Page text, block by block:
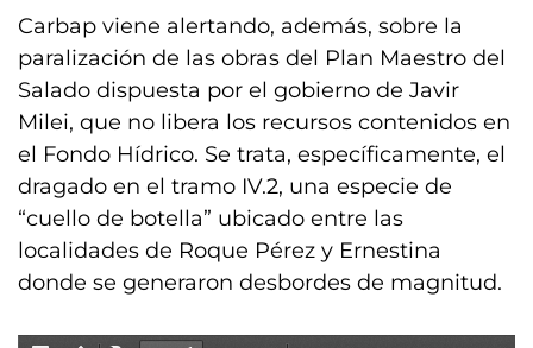
Carbap viene alertando, además, sobre la
paralización de las obras del Plan Maestro del
Salado dispuesta por el gobierno de Javir
Milei, que no libera los recursos contenidos en
el Fondo Hídrico. Se trata, específicamente, el
dragado en el tramo IV.2, una especie de
“cuello de botella” ubicado entre las
localidades de Roque Pérez y Ernestina
donde se generaron desbordes de magnitud.